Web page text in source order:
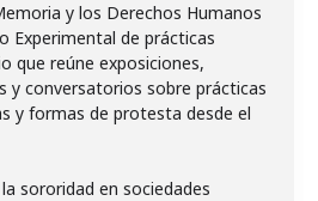
y los Derechos Humanos
Experimental de prácticas
que reúne exposiciones,
y conversatorios sobre prácticas
y formas de protesta desde el
sororidad en sociedades